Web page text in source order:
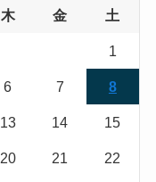
木 金 土
1
6 7 8
13 14 15
20 21 22